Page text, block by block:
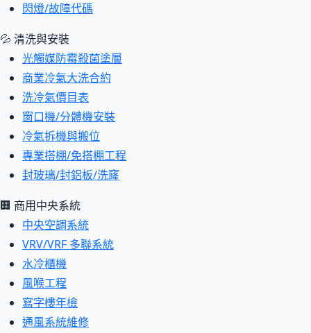
閃燈/故障代碼
💦 清洗與安裝
光觸媒防霉殺菌塗層
商業冷氣大洗合約
洗冷氣價目表
窗口機/分體機安裝
冷氣拆機與搬位
專業搭棚/免搭棚工程
封玻璃/封鋁板/洗窿
🏢 商用中央系統
中央空調系統
VRV/VRF 多聯系統
水冷櫃機
風喉工程
寫字樓年檢
通風系統維修